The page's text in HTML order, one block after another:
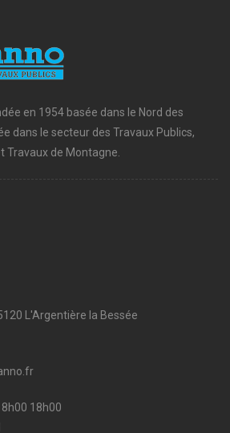
en 1954 basée dans le Nord des
dans le secteur des Travaux Publics,
Travaux de Montagne.
L'Argentière la Bessée
18h00